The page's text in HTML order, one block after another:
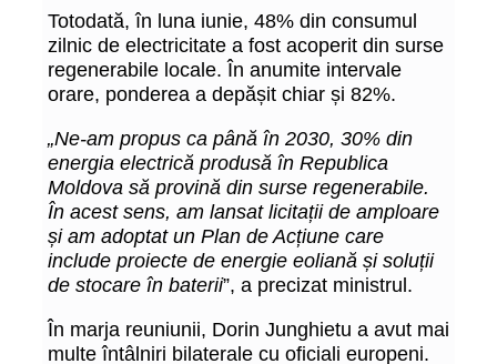
Totodată, în luna iunie, 48% din consumul
zilnic de electricitate a fost acoperit din surse
regenerabile locale. În anumite intervale
orare, ponderea a depășit chiar și 82%.
„Ne-am propus ca până în 2030, 30% din
energia electrică produsă în Republica
Moldova să provină din surse regenerabile.
În acest sens, am lansat licitații de amploare
și am adoptat un Plan de Acțiune care
include proiecte de energie eoliană și soluții
de stocare în baterii”, a precizat ministrul.
În marja reuniunii, Dorin Junghietu a avut mai
multe întâlniri bilaterale cu oficiali europeni.